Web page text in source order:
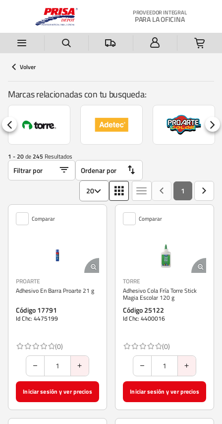
PROVEEDOR INTEGRAL
PARA LA OFICINA
Volver
Marcas relacionadas con tu busqueda:
1 - 20de245 Resultados
20 1
Comparar
PROARTE
Adhesivo En Barra Proarte 21 g
Código 17791
Id Chc: 4475199
(0)
Iniciar sesión y ver precios
Comparar
TORRE
Adhesivo Cola Fría Torre Stick
Magia Escolar 120 g
Código 25122
Id Chc: 4400016
(0)
Iniciar sesión y ver precios